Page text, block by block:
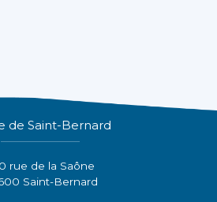
de Saint-Bernard
rue de la Saône
Saint-Bernard